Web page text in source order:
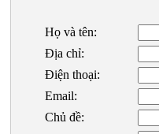
Họ và tên:
Địa chỉ:
Điện thoại:
Email:
Chủ đề: